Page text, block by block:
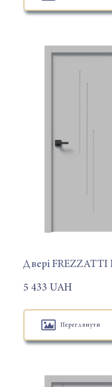
Двері FREZZATTI
5 433 UAH
Переглянути